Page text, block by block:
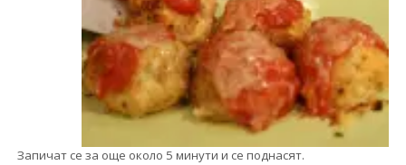
Запичат се за още около 5 минути и се поднасят.